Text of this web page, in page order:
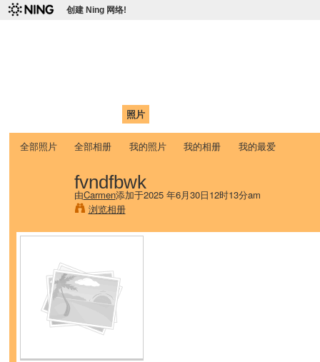
创建 Ning 网络!
照片
全部照片 全部相册 我的照片 我的相册 我的最爱
fvndfbwk
由Carmen添加于2025 年6月30日12时13分am
浏览相册